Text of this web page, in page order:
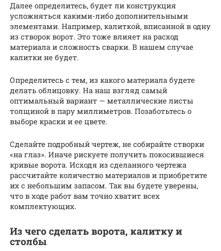
Далее определитесь, будет ли конструкция
усложняться какими-либо дополнительными
элементами. Например, калиткой, вписанной в одну
из створок ворот. Это тоже влияет на расход
материала и сложность сварки. В нашем случае
калитки не будет.
Определитесь с тем, из какого материала будете
делать облицовку. На наш взгляд самый
оптимальный вариант — металлические листы
толщиной в пару миллиметров. Позаботьтесь о
выборе краски и ее цвете.
Сделайте подробный чертеж, не собирайте створки
«на глаз». Иначе рискуете получить покосившиеся
кривые ворота. Исходя из сделанного чертежа
рассчитайте количество материалов и приобретите
их с небольшим запасом. Так вы будете уверены,
что в ходе работ вам точно хватит всех
комплектующих.
Из чего сделать ворота, калитку и
столбы